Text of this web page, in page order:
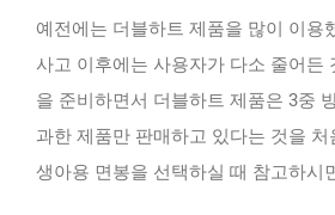
예전에는 더블하트 제품을 많이 이용
사고 이후에는 사용자가 다소 줄어든
을 준비하면서 더블하트 제품은 3중
과한 제품만 판매하고 있다는 것을 처
생아용 면봉을 선택하실 때 참고하시